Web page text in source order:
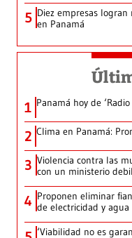
5 Diez empresas
en Panamá
1 Panamá hoy de
2 Clima en Panamá:
3 Violencia contra las
con un ministerio
4 Proponen eliminar
de electricidad y agua
‘Viabilidad no es